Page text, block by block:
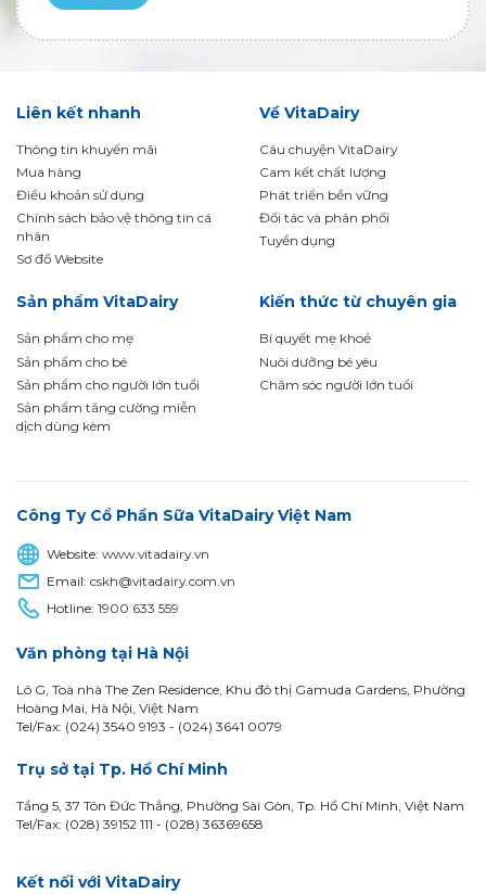
Liên kết nhanh
Thông tin khuyến mãi
Mua hàng
Điều khoản sử dụng
Chính sách bảo vệ thông tin cá
nhân
Sơ đồ Website
Về VitaDairy
Câu chuyện VitaDairy
Cam kết chất lượng
Phát triển bền vững
Đối tác và phân phối
Tuyển dụng
Sản phẩm VitaDairy
Sản phẩm cho mẹ
Sản phẩm cho bé
Sản phẩm cho người lớn tuổi
Sản phẩm tăng cường miễn
dịch dùng kèm
Kiến thức từ chuyên gia
Bí quyết mẹ khoẻ
Nuôi dưỡng bé yêu
Chăm sóc người lớn tuổi
Công Ty Cổ Phần Sữa VitaDairy Việt Nam
Website:www.vitadairy.vn
Email:cskh@vitadairy.com.vn
Hotline:1900 633 559
Văn phòng tại Hà Nội
Lô G, Toà nhà The Zen Residence, Khu đô thị Gamuda Gardens, Phường
Hoàng Mai, Hà Nội, Việt Nam
Tel/Fax: (024) 3540 9193 - (024) 3641 0079
Trụ sở tại Tp. Hồ Chí Minh
Tầng 5, 37 Tôn Đức Thắng, Phường Sài Gòn, Tp. Hồ Chí Minh, Việt Nam
Tel/Fax: (028) 39152 111 - (028) 36369658
Kết nối với VitaDairy